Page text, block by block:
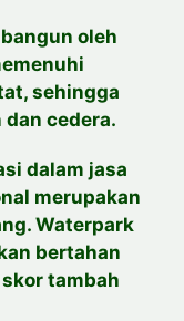
oleh
sehingga
cedera.
dalam jasa
merupakan
Waterpark
bertahan
tambah